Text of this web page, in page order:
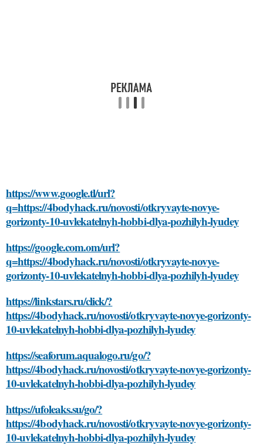
https://www.google.tl/url?
q=https://4bodyhack.ru/novosti/otkryvayte-novye-
gorizonty-10-uvlekatelnyh-hobbi-dlya-pozhilyh-lyudey
https://google.com.om/url?
q=https://4bodyhack.ru/novosti/otkryvayte-novye-
gorizonty-10-uvlekatelnyh-hobbi-dlya-pozhilyh-lyudey
https://linkstars.ru/click/?
https://4bodyhack.ru/novosti/otkryvayte-novye-gorizonty-
10-uvlekatelnyh-hobbi-dlya-pozhilyh-lyudey
https://seaforum.aqualogo.ru/go/?
https://4bodyhack.ru/novosti/otkryvayte-novye-gorizonty-
10-uvlekatelnyh-hobbi-dlya-pozhilyh-lyudey
https://ufoleaks.su/go/?
https://4bodyhack.ru/novosti/otkryvayte-novye-gorizonty-
10-uvlekatelnyh-hobbi-dlya-pozhilyh-lyudey